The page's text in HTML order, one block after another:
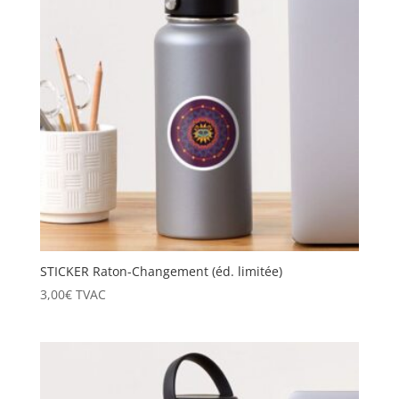
STICKER Raton-Changement (éd. limitée)
3,00€ TVAC